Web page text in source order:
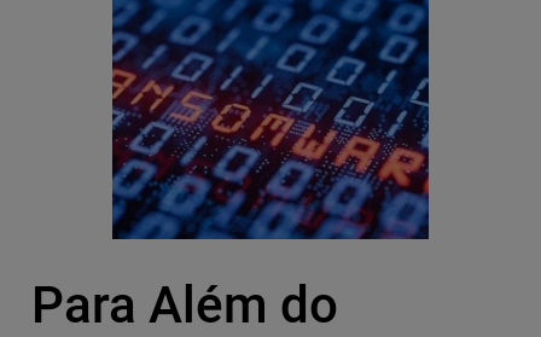
Para Além do